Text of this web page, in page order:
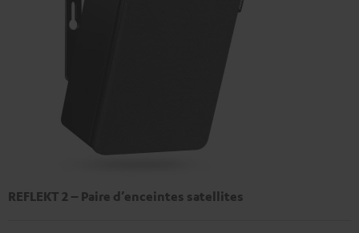
REFLEKT 2 – Paire d’enceintes satellites